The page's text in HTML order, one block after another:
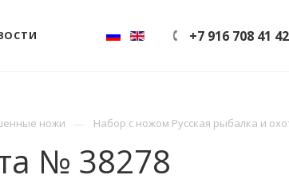
+7 916 708 41 42
ножи Набор с ножом Русская рыбалка и
№ 38278